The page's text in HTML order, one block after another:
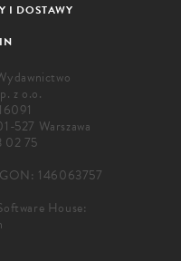
I DOSTAWY
z o.o.
527 Warszawa
02 75
146063757
House: